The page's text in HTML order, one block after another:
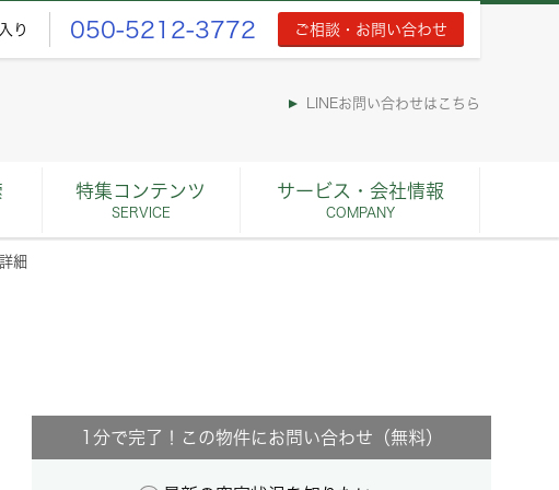
り 050-5212-3772 ご相談・お問い合わせ
LINEお問い合わせはこちら
特集コンテンツ
SERVICE
サービス・会社情報
COMPANY
細
1分で完了！この物件にお問い合わせ（無料）